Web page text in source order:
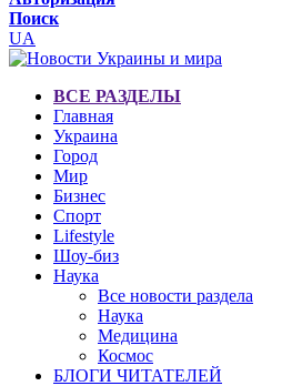
Поиск
UA
ВСЕ РАЗДЕЛЫ
Главная
Украина
Город
Мир
Бизнес
Спорт
Lifestyle
Шоу-биз
Наука
Все новости раздела
Наука
Медицина
Космос
БЛОГИ ЧИТАТЕЛЕЙ